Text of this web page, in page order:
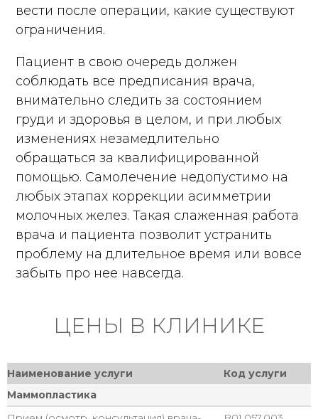
вести после операции, какие существуют
ограничения.
Пациент в свою очередь должен
соблюдать все предписания врача,
внимательно следить за состоянием
груди и здоровья в целом, и при любых
изменениях незамедлительно
обращаться за квалифицированной
помощью. Самолечение недопустимо на
любых этапах коррекции асимметрии
молочных желез. Такая слаженная работа
врача и пациента позволит устранить
проблему на длительное время или вовсе
забыть про нее навсегда.
ЦЕНЫ В КЛИНИКЕ
Наименование услуги
Код услуги
Маммопластика